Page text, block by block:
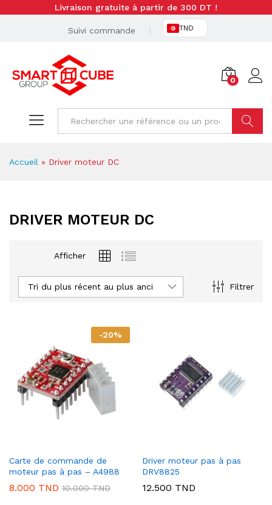
Livraison gratuite à partir de 300 DT !
Suivi commande TND
0
Accueil » Driver moteur DC
DRIVER MOTEUR DC
Afficher
Filtrer
Tri du plus récent au plus ancien
-20%
Carte de commande de
moteur pas à pas – A4988
8.000 TND 10.000TND
Driver moteur pas à pas
DRV8825
12.500 TND